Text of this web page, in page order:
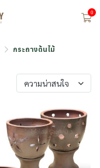
0
กระถางต้นไม้
ความน่าสนใจ